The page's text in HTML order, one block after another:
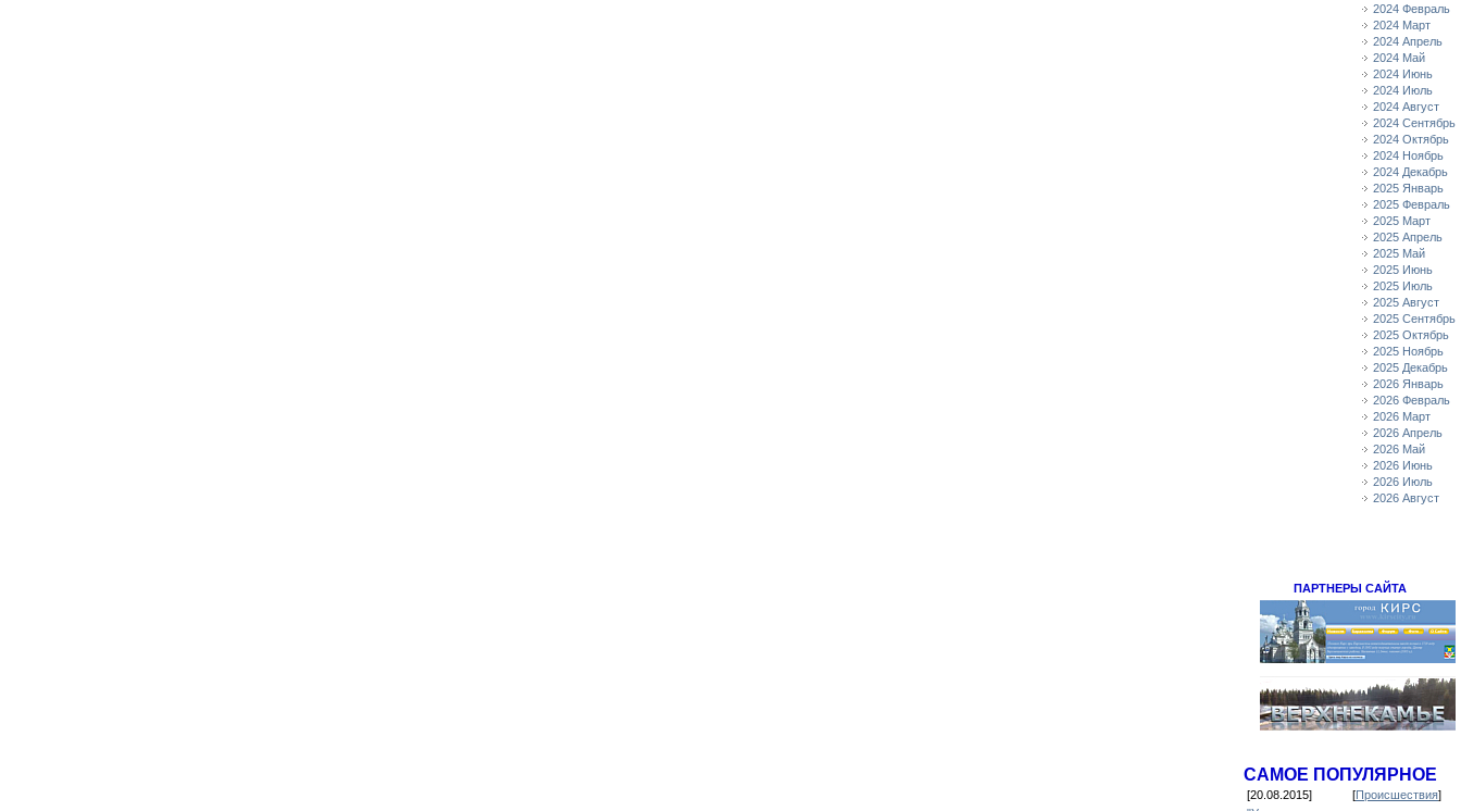
2024 Февраль
2024 Март
2024 Апрель
2024 Май
2024 Июнь
2024 Июль
2024 Август
2024 Сентябрь
2024 Октябрь
2024 Ноябрь
2024 Декабрь
2025 Январь
2025 Февраль
2025 Март
2025 Апрель
2025 Май
2025 Июнь
2025 Июль
2025 Август
2025 Сентябрь
2025 Октябрь
2025 Ноябрь
2025 Декабрь
2026 Январь
2026 Февраль
2026 Март
2026 Апрель
2026 Май
2026 Июнь
2026 Июль
2026 Август
ПАРТНЕРЫ САЙТА
САМОЕ ПОПУЛЯРНОЕ
[20.08.2015] [Происшествия]